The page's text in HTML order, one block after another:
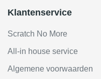
Klantenservice
Scratch No More
All-in house service
Algemene voorwaarden